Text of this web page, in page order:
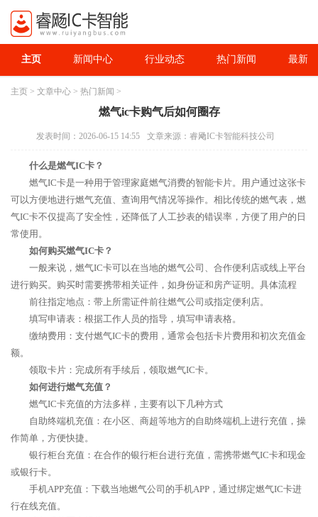
主页 新闻中心 行业动态 热门新闻 最新
主页 > 文章中心 > 热门新闻 >
燃气ic卡购气后如何圈存
发表时间：2026-06-15 14:55 文章来源：睿飏IC卡智能科技公司
什么是燃气IC卡？
燃气IC卡是一种用于管理家庭燃气消费的智能卡片。用户通过这张卡
可以方便地进行燃气充值、查询用气情况等操作。相比传统的燃气表，燃
气IC卡不仅提高了安全性，还降低了人工抄表的错误率，方便了用户的日
常使用。
如何购买燃气IC卡？
一般来说，燃气IC卡可以在当地的燃气公司、合作便利店或线上平台
进行购买。购买时需要携带相关证件，如身份证和房产证明。具体流程
前往指定地点：带上所需证件前往燃气公司或指定便利店。
填写申请表：根据工作人员的指导，填写申请表格。
缴纳费用：支付燃气IC卡的费用，通常会包括卡片费用和初次充值金
额。
领取卡片：完成所有手续后，领取燃气IC卡。
如何进行燃气充值？
燃气IC卡充值的方法多样，主要有以下几种方式
自助终端机充值：在小区、商超等地方的自助终端机上进行充值，操
作简单，方便快捷。
银行柜台充值：在合作的银行柜台进行充值，需携带燃气IC卡和现金
或银行卡。
手机APP充值：下载当地燃气公司的手机APP，通过绑定燃气IC卡进
行在线充值。